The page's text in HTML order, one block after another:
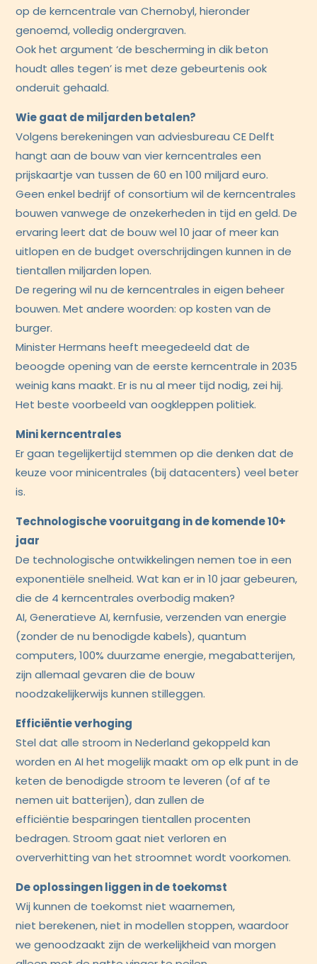
op de kerncentrale van Chernobyl, hieronder
genoemd, volledig ondergraven.
Ook het argument ‘de bescherming in dik beton
houdt alles tegen’ is met deze gebeurtenis ook
onderuit gehaald.
Wie gaat de miljarden betalen?
Volgens berekeningen van adviesbureau CE Delft
hangt aan de bouw van vier kerncentrales een
prijskaartje van tussen de 60 en 100 miljard euro.
Geen enkel bedrijf of consortium wil de kerncentrales
bouwen vanwege de onzekerheden in tijd en geld. De
ervaring leert dat de bouw wel 10 jaar of meer kan
uitlopen en de budget overschrijdingen kunnen in de
tientallen miljarden lopen.
De regering wil nu de kerncentrales in eigen beheer
bouwen. Met andere woorden: op kosten van de
burger.
Minister Hermans heeft meegedeeld dat de
beoogde opening van de eerste kerncentrale in 2035
weinig kans maakt. Er is nu al meer tijd nodig, zei hij.
Het beste voorbeeld van oogkleppen politiek.
Mini kerncentrales
Er gaan tegelijkertijd stemmen op die denken dat de
keuze voor minicentrales (bij datacenters) veel beter
is.
Technologische vooruitgang in de komende 10+
jaar
De technologische ontwikkelingen nemen toe in een
exponentiële snelheid. Wat kan er in 10 jaar gebeuren,
die de 4 kerncentrales overbodig maken?
AI, Generatieve AI, kernfusie, verzenden van energie
(zonder de nu benodigde kabels), quantum
computers, 100% duurzame energie, megabatterijen,
zijn allemaal gevaren die de bouw
noodzakelijkerwijs kunnen stilleggen.
Efficiëntie verhoging
Stel dat alle stroom in Nederland gekoppeld kan
worden en AI het mogelijk maakt om op elk punt in de
keten de benodigde stroom te leveren (of af te
nemen uit batterijen), dan zullen de
efficiëntie besparingen tientallen procenten
bedragen. Stroom gaat niet verloren en
oververhitting van het stroomnet wordt voorkomen.
De oplossingen liggen in de toekomst
Wij kunnen de toekomst niet waarnemen,
niet berekenen, niet in modellen stoppen, waardoor
we genoodzaakt zijn de werkelijkheid van morgen